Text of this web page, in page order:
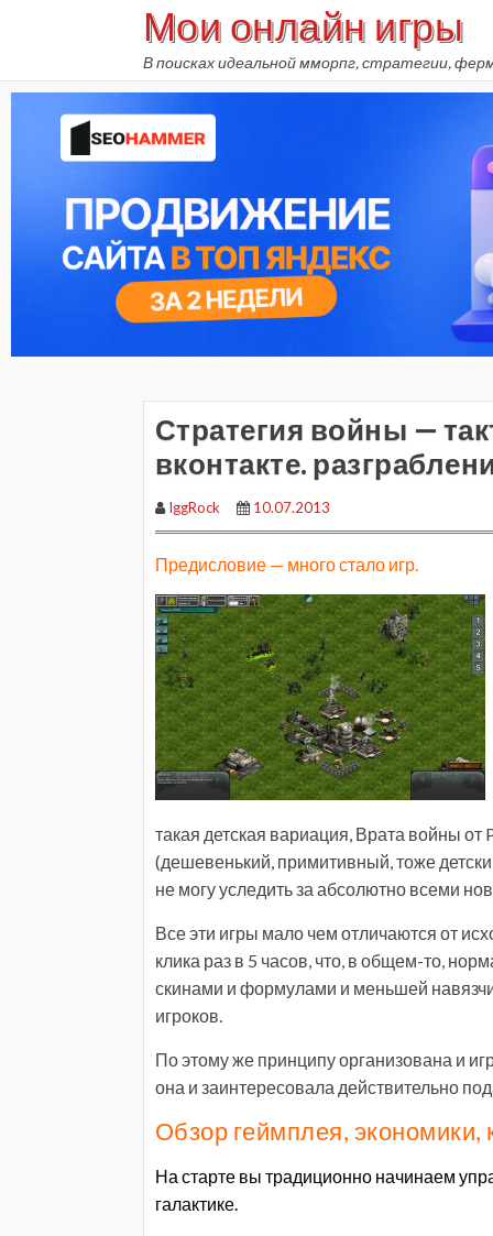
Мои онлайн игры
В поисках идеальной мморпг, стратегии,
Стратегия войны —
вконтакте.
IggRock 10.07.2013
Предисловие — много стало игр.
такая детская вариация, Врата войны
(дешевенький, примитивный, тоже
не могу уследить за абсолютно всеми
Все эти игры мало чем отличаются от
клика раз в 5 часов, что, в общем-то,
скинами и формулами и меньшей
игроков.
По этому же принципу организована и
она и заинтересовала действительно
Обзор геймплея, экономики,
На старте вы традиционно начинаем
галактике.